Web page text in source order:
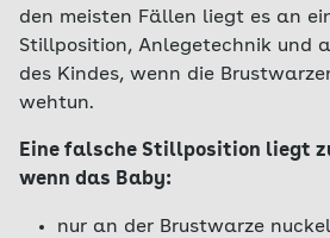
den meisten Fällen liegt es an
Stillposition, Anlegetechnik und
des Kindes, wenn die
wehtun.
Eine falsche Stillposition liegt
wenn das Baby:
nur an der Brustwarze